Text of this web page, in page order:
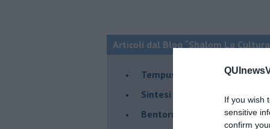
If you wish
sensitive
confirm
Articoli dal Blog “Shalom La
​Tempus fugit
​Sintesi di un viaggio nel
Bentornato Presidente...